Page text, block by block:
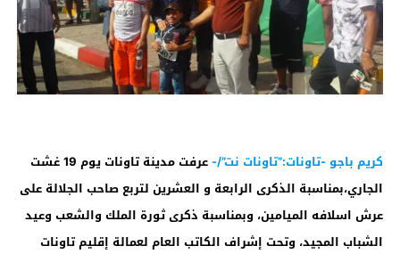
كريم باجو -تاونات:”تاونات نت”/-
عرفت مدينة تاونات يوم 19 غشت
الجاري،بمناسبة الذكرى الرابعة و العشرين لتربع صاحب الجلالة على
عرش اسلافه الميامين، وبمناسبة ذكرى ثورة الملك والشعب وعيد
الشباب المجيد، وتحت إشراف الكاتب العام لعمالة إقليم تاونات